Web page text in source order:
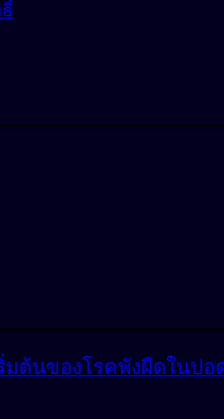
ริ่มต้นของโรคพังผืดใ